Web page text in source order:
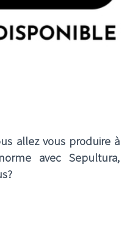
allez vous produire à
avec Sepultura,